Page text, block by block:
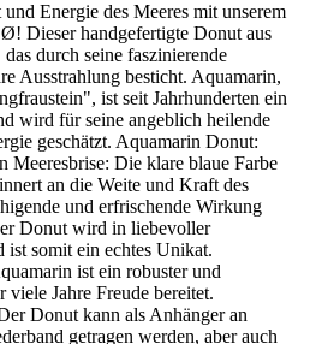
Energie des Meeres mit unserem
Dieser handgefertigte Donut aus
durch seine faszinierende
Ausstrahlung besticht. Aquamarin,
ist seit Jahrhunderten ein
wird für seine angeblich heilende
geschätzt. Aquamarin Donut:
Meeresbrise: Die klare blaue Farbe
an die Weite und Kraft des
und erfrischende Wirkung
Donut wird in liebevoller
ist somit ein echtes Unikat.
ist ein robuster und
Jahre Freude bereitet.
Donut kann als Anhänger an
getragen werden, aber auch